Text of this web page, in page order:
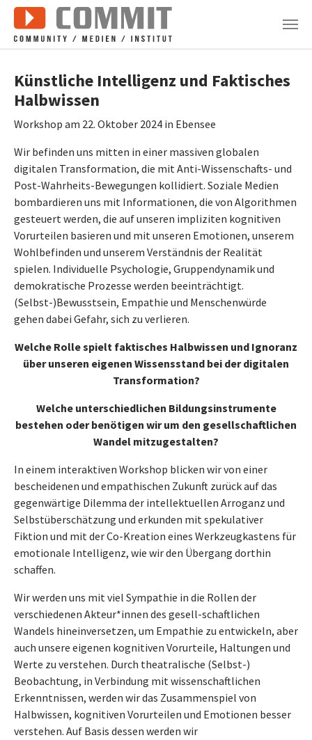
Zum Hauptinhalt springen
Künstliche Intelligenz und Faktisches
Halbwissen
Workshop am 22. Oktober 2024 in Ebensee
Wir befinden uns mitten in einer massiven globalen
digitalen Transformation, die mit Anti-Wissenschafts- und
Post-Wahrheits-Bewegungen kollidiert. Soziale Medien
bombardieren uns mit Informationen, die von Algorithmen
gesteuert werden, die auf unseren impliziten kognitiven
Vorurteilen basieren und mit unseren Emotionen, unserem
Wohlbefinden und unserem Verständnis der Realität
spielen. Individuelle Psychologie, Gruppendynamik und
demokratische Prozesse werden beeinträchtigt.
(Selbst-)Bewusstsein, Empathie und Menschenwürde
gehen dabei Gefahr, sich zu verlieren.
Welche Rolle spielt faktisches Halbwissen und Ignoranz
über unseren eigenen Wissensstand bei der digitalen
Transformation?
Welche unterschiedlichen Bildungsinstrumente
bestehen oder benötigen wir um den gesellschaftlichen
Wandel mitzugestalten?
In einem interaktiven Workshop blicken wir von einer
bescheidenen und empathischen Zukunft zurück auf das
gegenwärtige Dilemma der intellektuellen Arroganz und
Selbstüberschätzung und erkunden mit spekulativer
Fiktion und mit der Co-Kreation eines Werkzeugkastens für
emotionale Intelligenz, wie wir den Übergang dorthin
schaffen.
Wir werden uns mit viel Sympathie in die Rollen der
verschiedenen Akteur*innen des gesell-schaftlichen
Wandels hineinversetzen, um Empathie zu entwickeln, aber
auch unsere eigenen kognitiven Vorurteile, Haltungen und
Werte zu verstehen. Durch theatralische (Selbst-)
Beobachtung, in Verbindung mit wissenschaftlichen
Erkenntnissen, werden wir das Zusammenspiel von
Halbwissen, kognitiven Vorurteilen und Emotionen besser
verstehen. Auf Basis dessen werden wir